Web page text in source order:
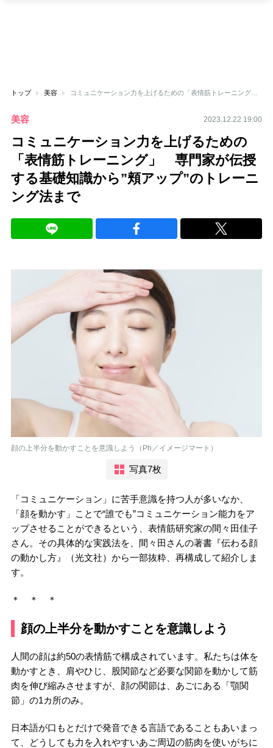
トップ 美容 コミュニケーション力を上げるための「表情筋トレーニング」 専門家が伝授する基礎知識から”頬アップ”のトレーニング法まで
美容 2023.12.22 19:00
コミュニケーション力を上げるための
「表情筋トレーニング」 専門家が伝授
する基礎知識から”頬アップ”のトレーニ
ング法まで
顔の上半分を動かすことを意識しよう（Ph／イメージマート）
写真7枚
「コミュニケーション」に苦手意識を持つ人が多いなか、
「顔を動かす」ことで“誰でも”コミュニケーション能力をア
ップさせることができるという、表情筋研究家の間々田佳子
さん。その具体的な実践法を、間々田さんの著書『伝わる顔
の動かし方』（光文社）から一部抜粋、再構成して紹介しま
す。
＊ ＊ ＊
顔の上半分を動かすことを意識しよう
人間の顔は約50の表情筋で構成されています。私たちは体を
動かすとき、肩やひじ、股関節など必要な関節を動かして筋
肉を伸び縮みさせますが、顔の関節は、あごにある「顎関
節」の1カ所のみ。
日本語が口もとだけで発音できる言語であることもあいまっ
て、どうしても力を入れやすいあご周辺の筋肉を使いがちに